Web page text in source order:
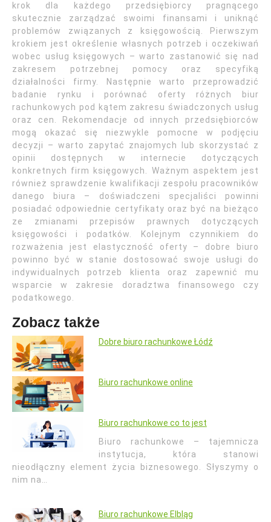
krok dla każdego przedsiębiorcy pragnącego
skutecznie zarządzać swoimi finansami i uniknąć
problemów związanych z księgowością. Pierwszym
krokiem jest określenie własnych potrzeb i oczekiwań
wobec usług księgowych – warto zastanowić się nad
zakresem potrzebnej pomocy oraz specyfiką
działalności firmy. Następnie warto przeprowadzić
badanie rynku i porównać oferty różnych biur
rachunkowych pod kątem zakresu świadczonych usług
oraz cen. Rekomendacje od innych przedsiębiorców
mogą okazać się niezwykle pomocne w podjęciu
decyzji – warto zapytać znajomych lub skorzystać z
opinii dostępnych w internecie dotyczących
konkretnych firm księgowych. Ważnym aspektem jest
również sprawdzenie kwalifikacji zespołu pracowników
danego biura – doświadczeni specjaliści powinni
posiadać odpowiednie certyfikaty oraz być na bieżąco
ze zmianami przepisów prawnych dotyczących
księgowości i podatków. Kolejnym czynnikiem do
rozważenia jest elastyczność oferty – dobre biuro
powinno być w stanie dostosować swoje usługi do
indywidualnych potrzeb klienta oraz zapewnić mu
wsparcie w zakresie doradztwa finansowego czy
podatkowego.
Zobacz także
Dobre biuro rachunkowe Łódź
Biuro rachunkowe online
Biuro rachunkowe co to jest
Biuro rachunkowe – tajemnicza
instytucja, która stanowi
nieodłączny element życia biznesowego. Słyszymy o
nim na…
Biuro rachunkowe Elbląg